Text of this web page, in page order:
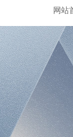
网站